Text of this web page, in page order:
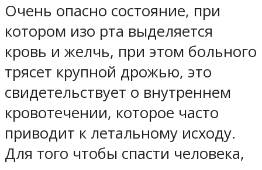
Очень опасно состояние, при
котором изо рта выделяется
кровь и желчь, при этом больного
трясет крупной дрожью, это
свидетельствует о внутреннем
кровотечении, которое часто
приводит к летальному исходу.
Для того чтобы спасти человека,